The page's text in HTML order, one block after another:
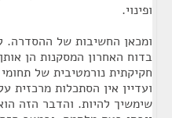
ופינוי.
ומכאן החשיבות של ההסדרה.
בדוח האחרון המסקנות הן
חקיקתית נורמטיבית של
ועדיין אין הסתכלות
שימשיך להיות. והדבר הזה